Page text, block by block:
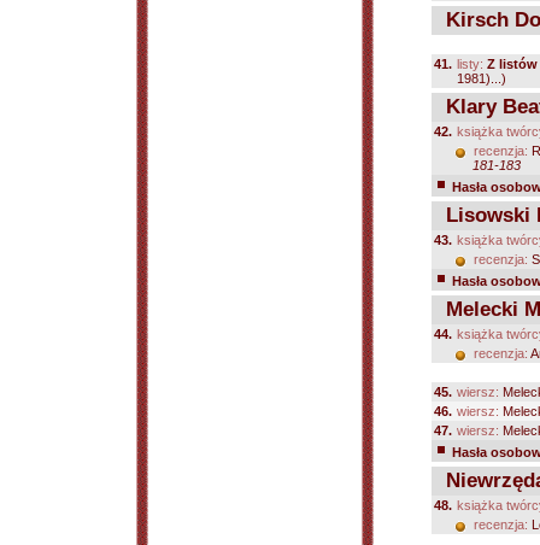
Kirsch
41. listy: Z listów
1981)...)
Klary
42. książka
recenzja:
181-183
Hasła
Lisowski
43. książka
recenzja:
Hasła
Melecki
44. książka
recenzja:
45. wiersz:
46. wiersz:
47. wiersz:
Hasła
48. książka
recenzja: